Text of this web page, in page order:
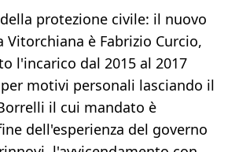
protezione civile: il nuovo
è Fabrizio Curcio,
l'incarico dal 2015 al 2017
motivi personali lasciando il
il cui mandato è
dell'esperienza del governo